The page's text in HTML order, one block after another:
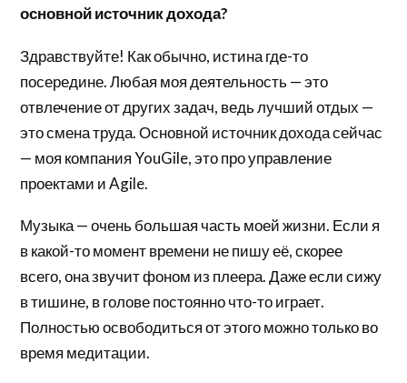
основной источник дохода?
Здравствуйте! Как обычно, истина где-то
посередине. Любая моя деятельность — это
отвлечение от других задач, ведь лучший отдых —
это смена труда. Основной источник дохода сейчас
— моя компания YouGile, это про управление
проектами и Agile.
Музыка — очень большая часть моей жизни. Если я
в какой-то момент времени не пишу её, скорее
всего, она звучит фоном из плеера. Даже если сижу
в тишине, в голове постоянно что-то играет.
Полностью освободиться от этого можно только во
время медитации.